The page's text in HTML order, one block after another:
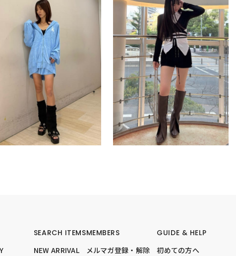
SEARCH ITEMS
NEW ARRIVAL
MEMBERS
メルマガ登録・解除
GUIDE & HELP
初めての方へ